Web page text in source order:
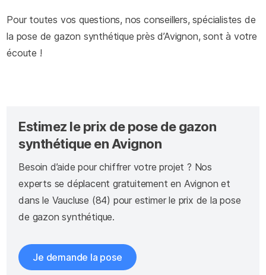
Pour toutes vos questions, nos conseillers, spécialistes de
la pose de gazon synthétique près d’Avignon, sont à votre
écoute !
Estimez le prix de pose de gazon
synthétique en Avignon
Besoin d’aide pour chiffrer votre projet ? Nos
experts se déplacent gratuitement en Avignon et
dans le Vaucluse (84) pour estimer le prix de la pose
de gazon synthétique.
Je demande la pose